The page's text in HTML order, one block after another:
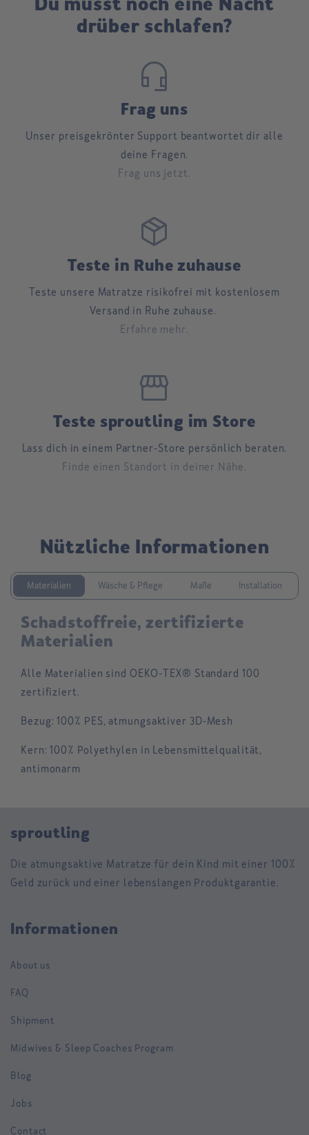
drüber schlafen?
headset_mic
Frag uns
Unser preisgekrönter Support beantwortet dir alle
deine Fragen.
Frag uns jetzt.
package_2
Teste in Ruhe zuhause
Teste unsere Matratze risikofrei mit kostenlosem
Versand in Ruhe zuhause.
Erfahre mehr.
storefront
Teste sproutling im Store
Lass dich in einem Partner-Store persönlich beraten.
Finde einen Standort in deiner Nähe.
Nützliche Informationen
Materialien Wäsche & Pflege Maße Installation
Schadstoffreie, zertifizierte
Materialien
Alle Materialien sind OEKO-TEX® Standard 100
zertifiziert.
Bezug: 100% PES, atmungsaktiver 3D-Mesh
Kern: 100% Polyethylen in Lebensmittelqualität,
antimonarm
sproutling
Die atmungsaktive Matratze für dein Kind mit einer 100%
Geld zurück und einer lebenslangen Produktgarantie.
Informationen
About us
FAQ
Shipment
Midwives & Sleep Coaches Program
Blog
Jobs
Contact